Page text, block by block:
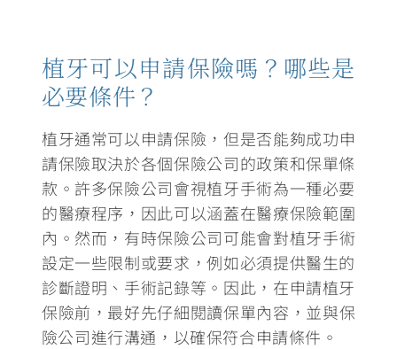
植牙可以申請保險嗎？哪些是
必要條件？
植牙通常可以申請保險，但是否能夠成功申
請保險取決於各個保險公司的政策和保單條
款 。許多保險公司會視植牙手術為一種必要
的醫療程序，因此可以涵蓋在醫療保險範圍
內。然而，有時保險公司可能會對植牙手術
設定一些限制或要求，例如必須提供醫生的
診斷證明、手術記錄等 。因此，在申請植牙
保險前，最好先仔細閱讀保單內容，並與保
險公司進行溝通，以確保符合申請條件。